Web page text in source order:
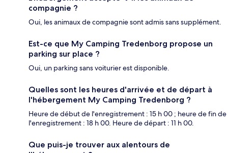
compagnie ?
Oui, les animaux de compagnie sont admis sans supplément.
Est-ce que My Camping Tredenborg propose un
parking sur place ?
Oui, un parking sans voiturier est disponible.
Quelles sont les heures d'arrivée et de départ à
l'hébergement My Camping Tredenborg ?
Heure de début de l'enregistrement : 15 h 00 ; heure de fin de
l'enregistrement : 18 h 00. Heure de départ : 11 h 00.
Que puis-je trouver aux alentours de